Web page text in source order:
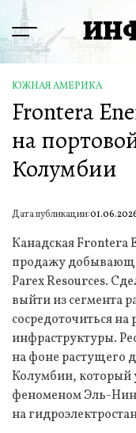
Перейти
содержимому
Menu
ОПУБЛИКОВАНО
В
ЮЖНАЯ АМЕРИКА
Frontera
на
Колумбии
Дата публикации:
Канадская Frontera
продажу
Parex Resources.
выйти из сегмента
сосредоточиться на
инфраструктуры.
на фоне растущего
Колумбии, который
феноменом Эль-
на